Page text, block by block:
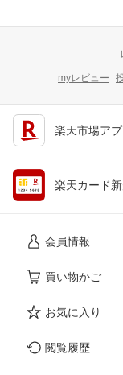
myレビュー
楽天市場ア
楽天カード
会員情報
買い物かご
お気に入り
閲覧履歴